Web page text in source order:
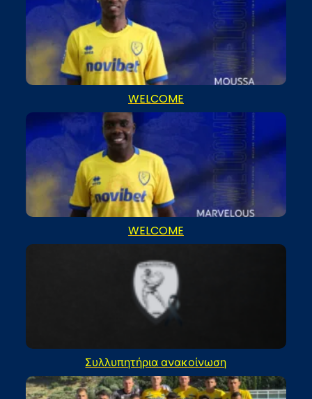
WELCOME
WELCOME
Συλλυπητήρια ανακοίνωση